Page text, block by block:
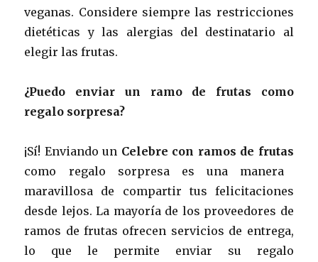
veganas. Considere siempre las restricciones
dietéticas y las alergias del destinatario al
elegir las frutas.
¿Puedo enviar un ramo de frutas como
regalo sorpresa?
¡Sí! Enviando un Celebre con ramos de frutas
como regalo sorpresa es una manera
maravillosa de compartir tus felicitaciones
desde lejos. La mayoría de los proveedores de
ramos de frutas ofrecen servicios de entrega,
lo que le permite enviar su regalo